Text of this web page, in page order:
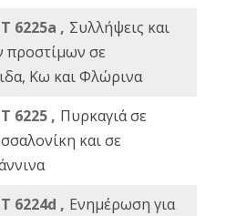
6225a , Συλλήψεις και
προστίμων σε
Κω και Φλώρινα
6225 , Πυρκαγιά σε
και σε
6224d , Ενημέρωση για